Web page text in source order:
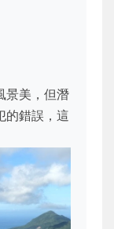
景美，但潛
的錯誤，這